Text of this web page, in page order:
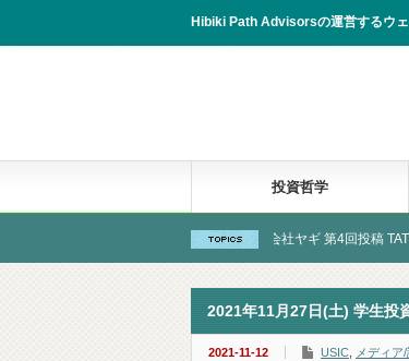
Hibiki Path Advisorsの運営するウ
投資哲学
New! 株式会社ヤギ 第4回投稿 TATRASの勝ち筋
2021年11月27日(土) 学生投
2021-11-12 USIC メディア